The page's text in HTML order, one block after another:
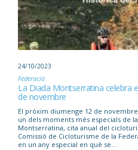
24/10/2023
Federació
La Diada Montserratina celebra
de novembre
El pròxim diumenge 12 de
un dels moments més especials de
Montserratina, cita anual del
Comissió de Cicloturisme de la
en un any especial en què se...